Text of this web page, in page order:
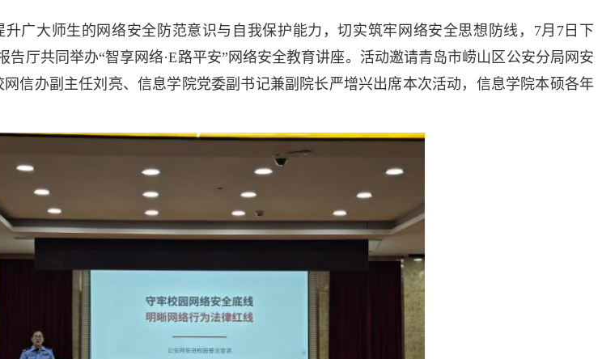
广大师生的网络安全防范意识与自我保护能力，切实筑牢网络安全思想防线，7月7日下
告厅共同举办“智享网络·E路平安”网络安全教育讲座。活动邀请青岛市崂山区公安分局网安
信办副主任刘亮、信息学院党委副书记兼副院长严增兴出席本次活动，信息学院本硕各年